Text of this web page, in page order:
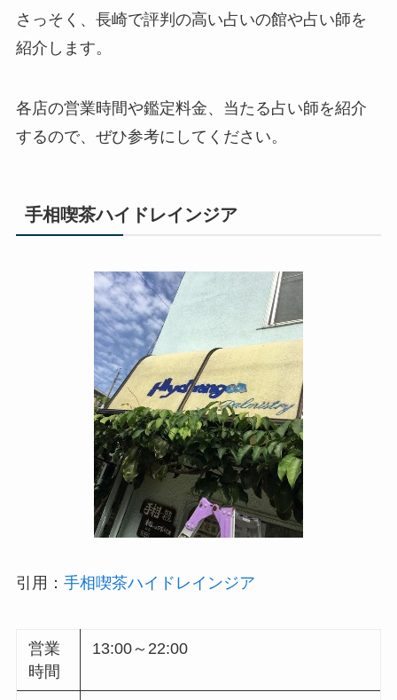
さっそく、長崎で評判の高い占いの館や占い師を
紹介します。
各店の営業時間や鑑定料金、当たる占い師を紹介
するので、ぜひ参考にしてください。
手相喫茶ハイドレインジア
引用： 手相喫茶ハイドレインジア
営業
時間
13:00～22:00